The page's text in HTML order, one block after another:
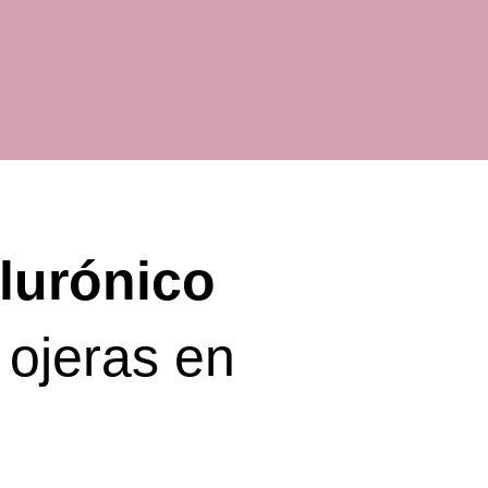
horas
en